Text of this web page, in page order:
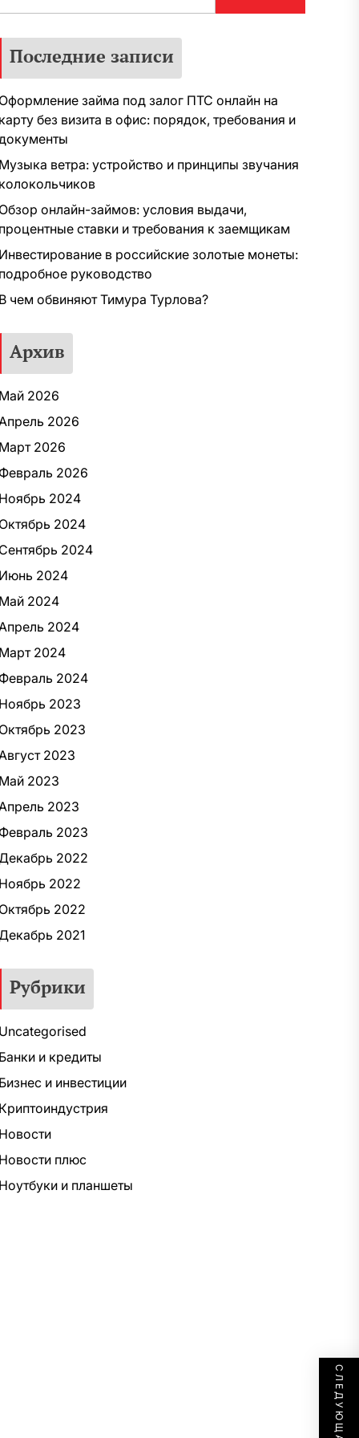
Последние записи
Оформление займа под залог ПТС онлайн на
карту без визита в офис: порядок, требования и
Музыка ветра: устройство и принципы звучания
колокольчиков
Обзор онлайн-займов: условия выдачи,
процентные ставки и требования к заемщикам
Инвестирование в российские золотые монеты:
подробное руководство
В чем обвиняют Тимура Турлова?
Архив
Май 2026
2026
Март 2026
Февраль 2026
Ноябрь 2024
Октябрь 2024
Сентябрь 2024
Июнь 2024
Май 2024
2024
Март 2024
Февраль 2024
Ноябрь 2023
Октябрь 2023
2023
Май 2023
2023
Февраль 2023
2022
Ноябрь 2022
Октябрь 2022
2021
Рубрики
Uncategorised
Банки и кредиты
Бизнес и инвестиции
Криптоиндустрия
Новости
Новости плюс
Ноутбуки и планшеты